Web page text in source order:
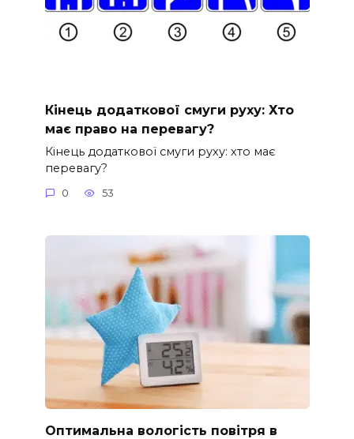
Кінець додаткової смуги руху: Хто
має право на перевагу?
Кінець додаткової смуги руху: хто має
перевагу?
0 53
Оптимальна вологість повітря в